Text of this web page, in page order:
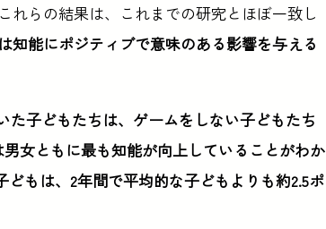
れらの結果は、これまでの研究とほぼ一致し
知能にポジティブで意味のある影響を与える
た子どもたちは、ゲームをしない子どもたち
女ともに最も知能が向上していることがわか
どもは、2年間で平均的な子どもよりも約2.5ポ